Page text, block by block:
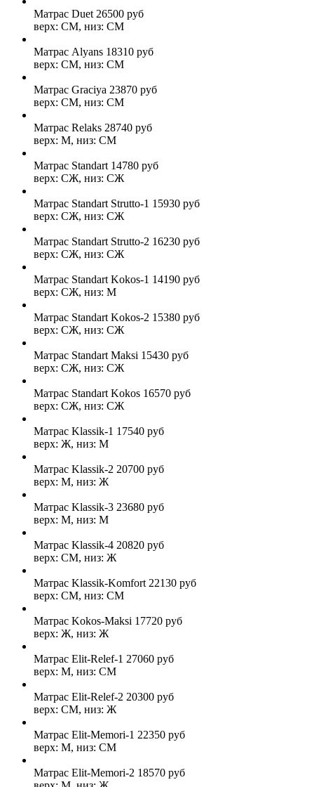
Матрас Duet 26500 руб
верх: СМ, низ: СМ
Матрас Alyans 18310 руб
верх: СМ, низ: СМ
Матрас Graciya 23870 руб
верх: СМ, низ: СМ
Матрас Relaks 28740 руб
верх: М, низ: СМ
Матрас Standart 14780 руб
верх: СЖ, низ: СЖ
Матрас Standart Strutto-1 15930 руб
верх: СЖ, низ: СЖ
Матрас Standart Strutto-2 16230 руб
верх: СЖ, низ: СЖ
Матрас Standart Kokos-1 14190 руб
верх: СЖ, низ: М
Матрас Standart Kokos-2 15380 руб
верх: СЖ, низ: СЖ
Матрас Standart Maksi 15430 руб
верх: СЖ, низ: СЖ
Матрас Standart Kokos 16570 руб
верх: СЖ, низ: СЖ
Матрас Klassik-1 17540 руб
верх: Ж, низ: М
Матрас Klassik-2 20700 руб
верх: М, низ: Ж
Матрас Klassik-3 23680 руб
верх: М, низ: М
Матрас Klassik-4 20820 руб
верх: СМ, низ: Ж
Матрас Klassik-Komfort 22130 руб
верх: СМ, низ: СМ
Матрас Kokos-Maksi 17720 руб
верх: Ж, низ: Ж
Матрас Elit-Relef-1 27060 руб
верх: М, низ: СМ
Матрас Elit-Relef-2 20300 руб
верх: СМ, низ: Ж
Матрас Elit-Memori-1 22350 руб
верх: М, низ: СМ
Матрас Elit-Memori-2 18570 руб